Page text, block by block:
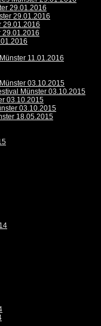
29.01.2016
29.01.2016
29.01.2016
29.01.2016
11.01.2016
03.10.2015
Münster 03.10.2015
03.10.2015
03.10.2015
18.05.2015